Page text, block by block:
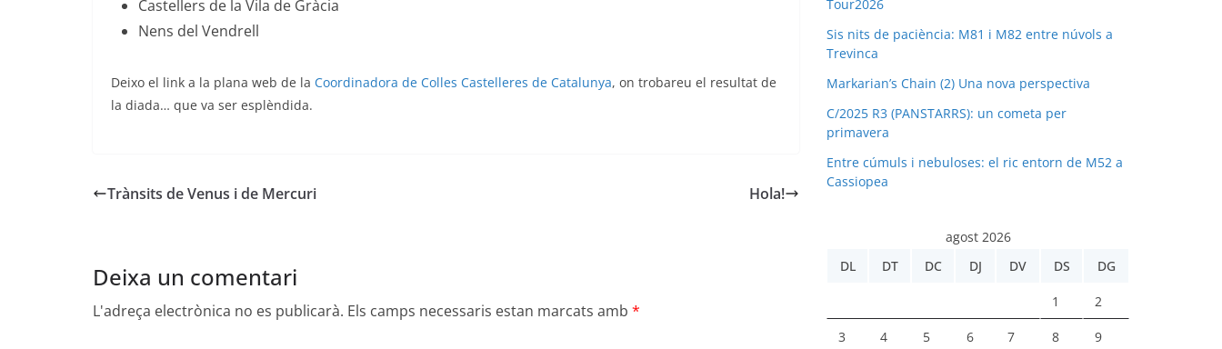
Castellers de la Vila de Gràcia
Nens del Vendrell
Deixo el link a la plana web de la Coordinadora de Colles Castelleres de Catalunya, on trobareu el resultat de
la diada… que va ser esplèndida.
Trànsits de Venus i de Mercuri Hola!
Deixa un comentari
L'adreça electrònica no es publicarà. Els camps necessaris estan marcats amb *
Tour2026
Sis nits de paciència: M81 i M82 entre núvols a
Trevinca
Markarian’s Chain (2) Una nova perspectiva
C/2025 R3 (PANSTARRS): un cometa per
primavera
Entre cúmuls i nebuloses: el ric entorn de M52 a
Cassiopea
agost 2026
DL
DT DC DJ DV DS DG
1 2
3 4 5 6 7 8 9